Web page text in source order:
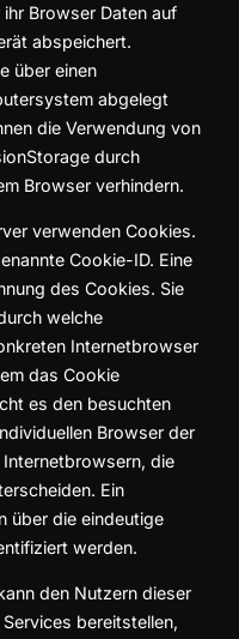
Browser Daten auf
abspeichert.
über einen
abgelegt
die Verwendung von
durch
Browser verhindern.
verwenden Cookies.
Cookie-ID. Eine
des Cookies. Sie
welche
Internetbrowser
das Cookie
es den besuchten
Browser der
die
Ein
über die eindeutige
werden.
den Nutzern dieser
bereitstellen,